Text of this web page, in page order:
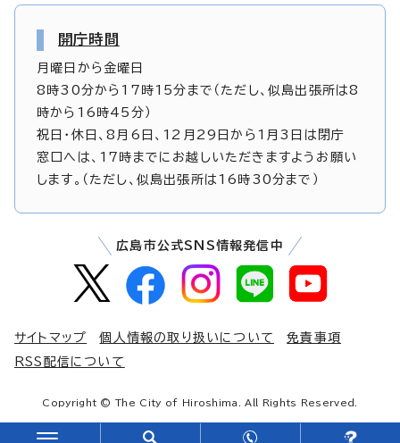
開庁時間
月曜日から金曜日
8時30分から17時15分まで（ただし、似島出張所は8
時から16時45分）
祝日・休日、8月6日、12月29日から1月3日は閉庁
窓口へは、17時までにお越しいただきますようお願い
します。（ただし、似島出張所は16時30分まで）
広島市公式SNS情報発信中
サイトマップ 個人情報の取り扱いについて
免責事項
RSS配信について
Copyright © The City of Hiroshima. All Rights Reserved.